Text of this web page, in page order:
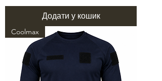
Додати у кошик
Coolmax